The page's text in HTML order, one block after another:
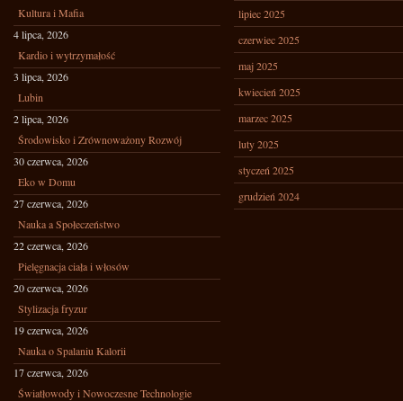
Kultura i Mafia
4 lipca, 2026
Kardio i wytrzymałość
3 lipca, 2026
Lubin
2 lipca, 2026
Środowisko i Zrównoważony Rozwój
30 czerwca, 2026
Eko w Domu
27 czerwca, 2026
Nauka a Społeczeństwo
22 czerwca, 2026
Pielęgnacja ciała i włosów
20 czerwca, 2026
Stylizacja fryzur
19 czerwca, 2026
Nauka o Spalaniu Kalorii
17 czerwca, 2026
Światłowody i Nowoczesne Technologie
lipiec 2025
czerwiec 2025
maj 2025
kwiecień 2025
marzec 2025
luty 2025
styczeń 2025
grudzień 2024